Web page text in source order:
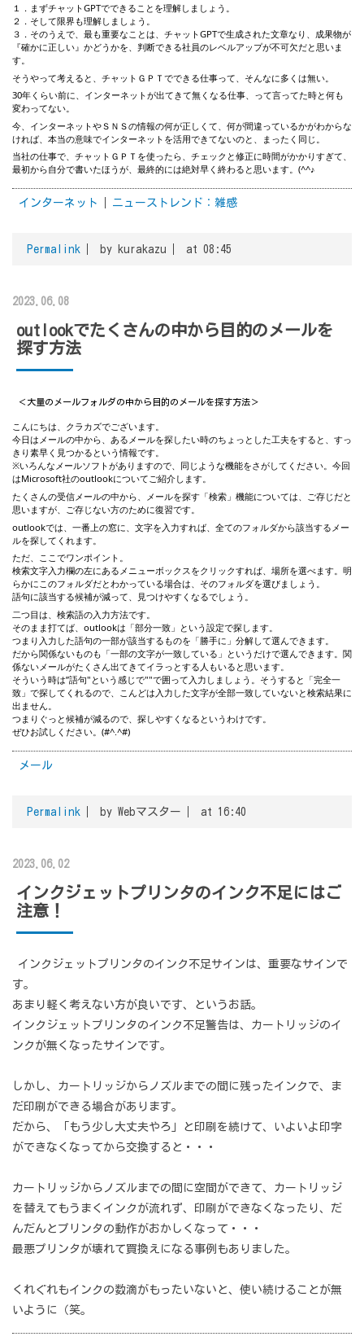
１．まずチャットGPTでできることを理解しましょう。
２．そして限界も理解しましょう。
３．そのうえで、最も重要なことは、チャットGPTで生成された文章なり、成果物が
『確かに正しい』かどうかを、判断できる社員のレベルアップが不可欠だと思いま
す。
そうやって考えると、チャットＧＰＴでできる仕事って、そんなに多くは無い。
30年くらい前に、インターネットが出てきて無くなる仕事、って言ってた時と何も
変わってない。
今、インターネットやＳＮＳの情報の何が正しくて、何が間違っているかがわからな
ければ、本当の意味でインターネットを活用できてないのと、まったく同じ。
当社の仕事で、チャットＧＰＴを使ったら、チェックと修正に時間がかかりすぎて、
最初から自分で書いたほうが、最終的には絶対早く終わると思います。(^^♪
インターネット ニューストレンド：雑感
Permalink by kurakazu at 08:45
2023.06.08
outlookでたくさんの中から目的のメールを
探す方法
＜大量のメールフォルダの中から目的のメールを探す方法＞
こんにちは、クラカズでございます。
今日はメールの中から、あるメールを探したい時のちょっとした工夫をすると、すっ
きり素早く見つかるという情報です。
※いろんなメールソフトがありますので、同じような機能をさがしてください。今回
はMicrosoft社のoutlookについてご紹介します。
たくさんの受信メールの中から、メールを探す「検索」機能については、ご存じだと
思いますが、ご存じない方のために復習です。
outlookでは、一番上の窓に、文字を入力すれば、全てのフォルダから該当するメー
ルを探してくれます。
ただ、ここでワンポイント。
検索文字入力欄の左にあるメニューボックスをクリックすれば、場所を選べます。明
らかにこのフォルダだとわかっている場合は、そのフォルダを選びましょう。
語句に該当する候補が減って、見つけやすくなるでしょう。
二つ目は、検索語の入力方法です。
そのまま打てば、outlookは「部分一致」という設定で探します。
つまり入力した語句の一部が該当するものを「勝手に」分解して選んできます。
だから関係ないものも「一部の文字が一致している」というだけで選んできます。関
係ないメールがたくさん出てきてイラっとする人もいると思います。
そういう時は”語句"という感じで""で囲って入力しましょう。そうすると「完全一
致」で探してくれるので、こんどは入力した文字が全部一致していないと検索結果に
出ません。
つまりぐっと候補が減るので、探しやすくなるというわけです。
ぜひお試しください。(#^.^#)
メール
Permalink by Webマスター at 16:40
2023.06.02
インクジェットプリンタのインク不足にはご
注意！
インクジェットプリンタのインク不足サインは、重要なサインで
す。
あまり軽く考えない方が良いです、というお話。
インクジェットプリンタのインク不足警告は、カートリッジのイ
ンクが無くなったサインです。
しかし、カートリッジからノズルまでの間に残ったインクで、ま
だ印刷ができる場合があります。
だから、「もう少し大丈夫やろ」と印刷を続けて、いよいよ印字
ができなくなってから交換すると・・・
カートリッジからノズルまでの間に空間ができて、カートリッジ
を替えてもうまくインクが流れず、印刷ができなくなったり、だ
んだんとプリンタの動作がおかしくなって・・・
最悪プリンタが壊れて買換えになる事例もありました。
くれぐれもインクの数滴がもったいないと、使い続けることが無
いように（笑。